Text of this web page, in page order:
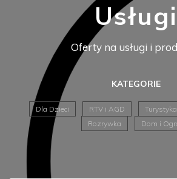
Usługi
Oferty na usługi i
KATEGORIE
Dla Dzieci RTV i AGD Turystyka
Rozrywka
Dom i